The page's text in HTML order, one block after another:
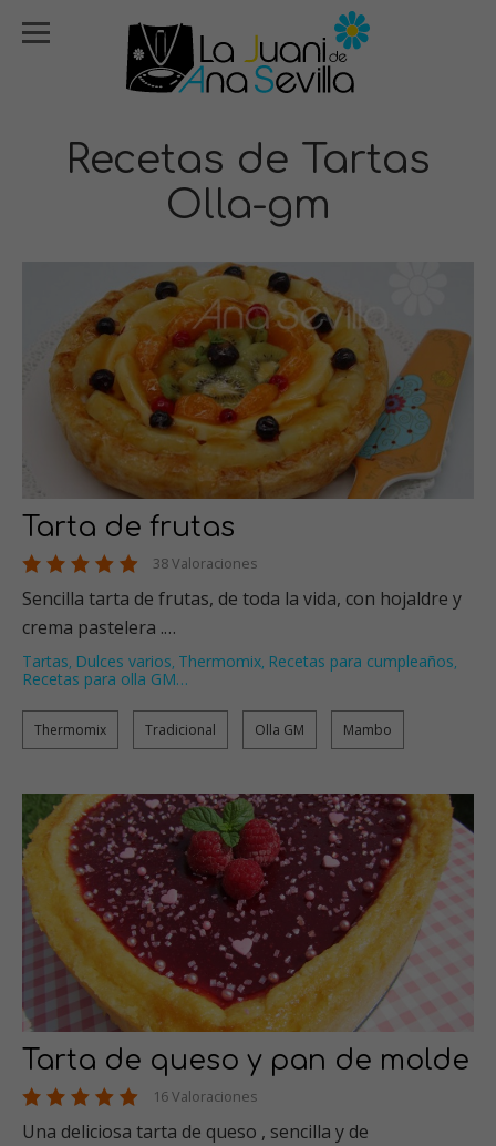
Recetas de Tartas
Olla-gm
Tarta de frutas
38 Valoraciones
Sencilla tarta de frutas, de toda la vida, con hojaldre y
crema pastelera .…
Tartas, Dulces varios, Thermomix, Recetas para cumpleaños,
Recetas para olla GM…
Thermomix Tradicional Olla GM Mambo
Tarta de queso y pan de molde
16 Valoraciones
Una deliciosa tarta de queso , sencilla y de